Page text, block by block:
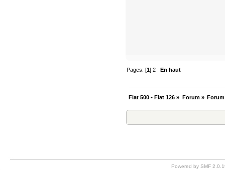
Pages: [1]2 En haut
Fiat 500 • Fiat 126 » Forum»
Powered by SMF